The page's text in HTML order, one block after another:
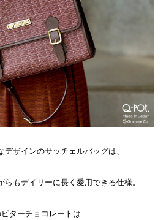
デザインのサッチェルバッグは、
もデイリーに長く愛用できる仕様。
ターチョコレートは